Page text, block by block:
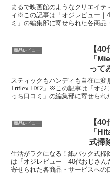
みた
まるで映画館のようなクリエイ
ィ※この記事は「オジレビュー｜
ミ」の編集部に寄せられた各商品
商品レビュー
【
「
って
スティックもハンディも自在に
Triflex HX2」※この記事は「オジ
っち口コミ」の編集部に寄せら
商品レビュー
【
「
式掃
直感
生活がラクになる！紙パック式
は「オジレビュー｜40代おじさ
寄せられた各商品・サービスへの